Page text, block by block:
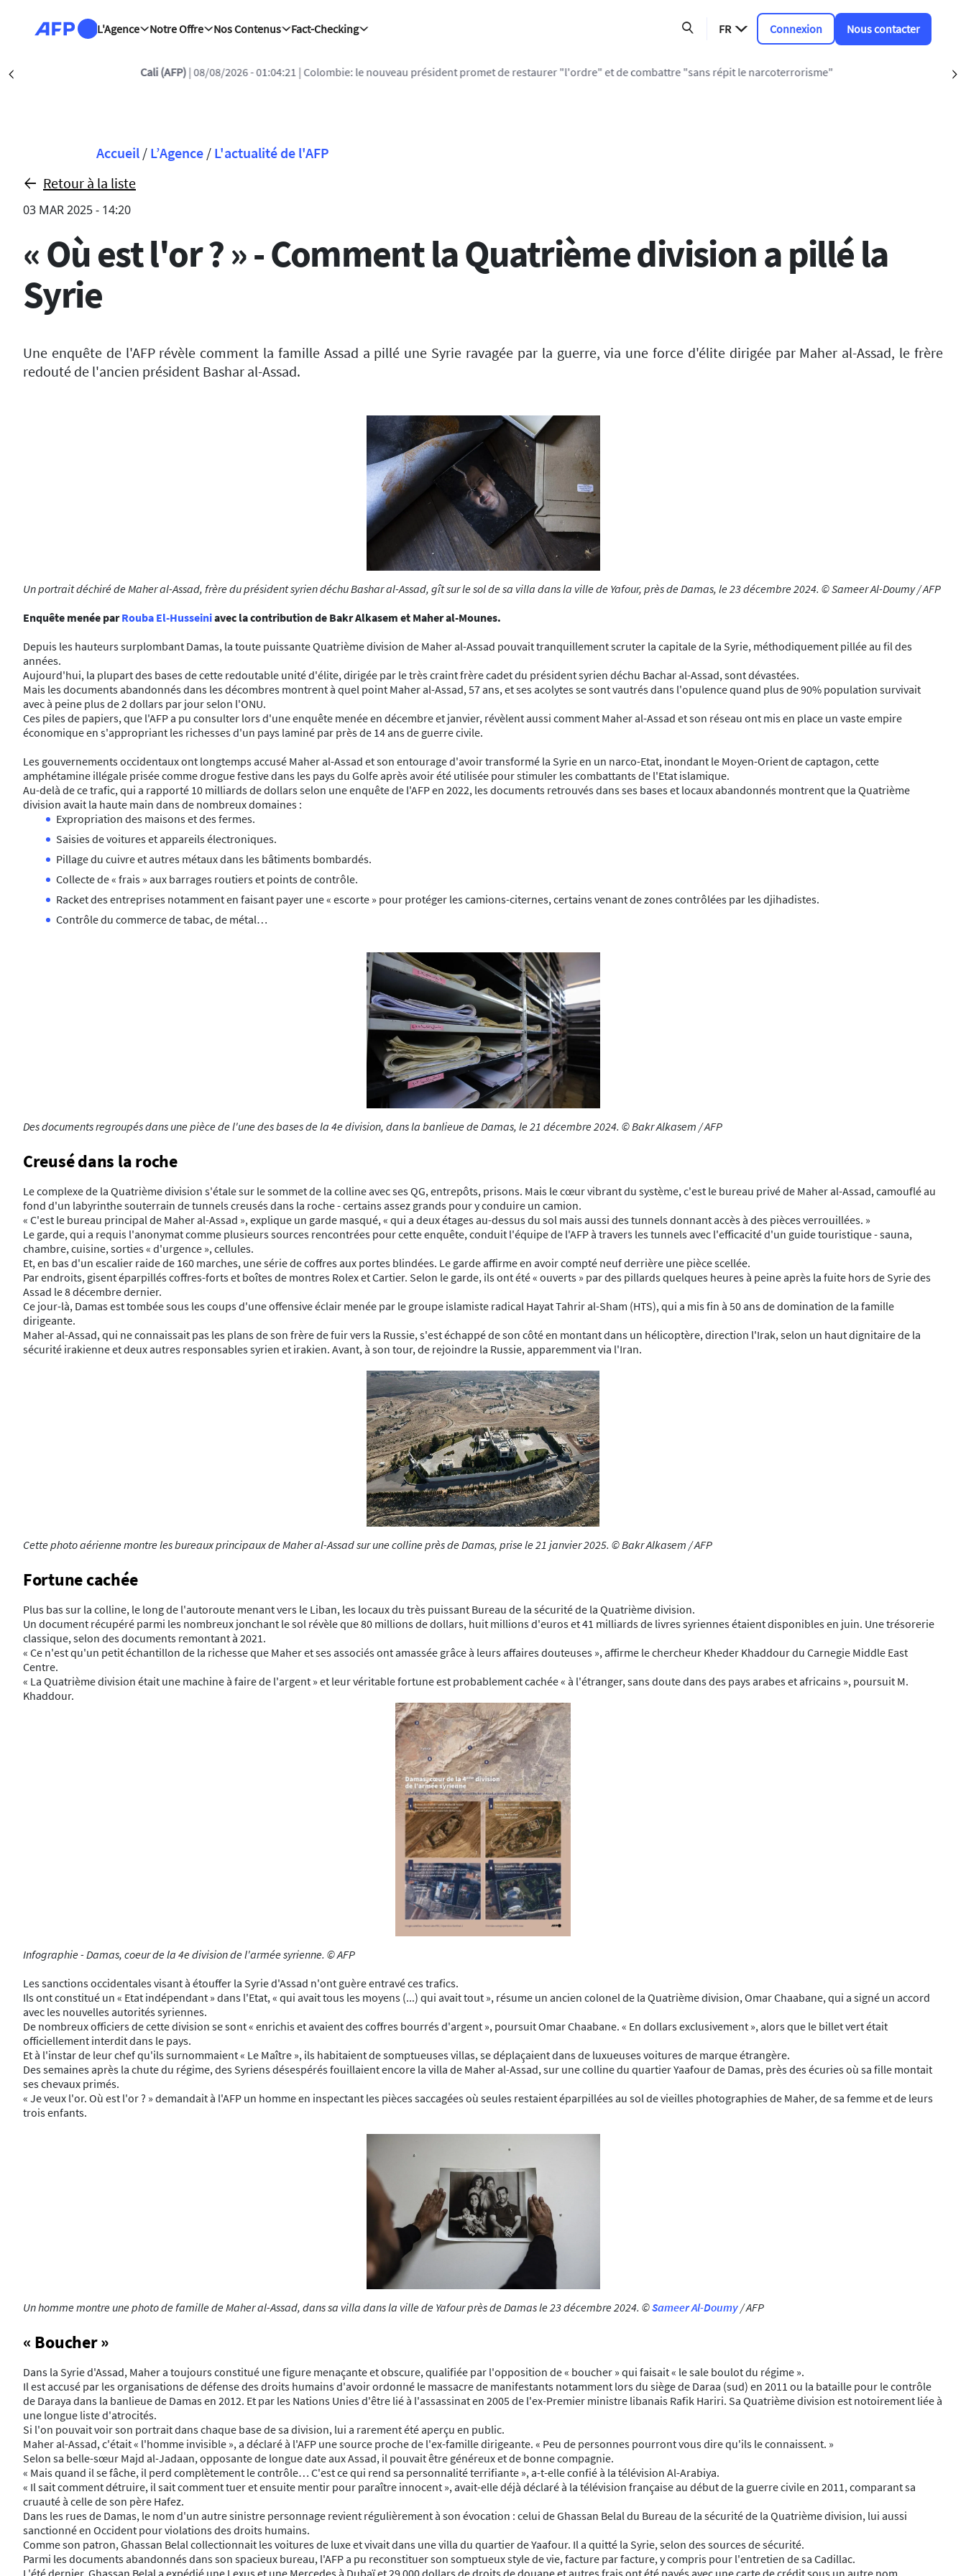
L'Agence
Notre Offre Nos Contenus Fact-Checking FR Connexion Nous contacter
Cali (AFP)| 08/08/2026 - 01:04:21| Colombie: le nouveau président promet de restaurer "l'ordre" et de combattre "sans répit le narcoterrorisme"
Fil d'Ariane
Accueil / L’Agence / L'actualité de l'AFP
Retour à la liste
03 MAR 2025 - 14:20
« Où est l'or ? » - Comment la Quatrième division a pillé la
Syrie
Une enquête de l'AFP révèle comment la famille Assad a pillé une Syrie ravagée par la guerre, via une force d'élite dirigée par Maher al-Assad, le frère
redouté de l'ancien président Bashar al-Assad.
Un portrait déchiré de Maher al-Assad, frère du président syrien déchu Bashar al-Assad, gît sur le sol de sa villa dans la ville de Yafour, près de Damas, le 23 décembre 2024. © Sameer Al-Doumy / AFP
Enquête menée parRouba El-Husseiniavec la contribution de Bakr Alkasem et Maher al-Mounes.
Depuis les hauteurs surplombant Damas, la toute puissante Quatrième division de Maher al-Assad pouvait tranquillement scruter la capitale de la Syrie, méthodiquement pillée au fil des
années.
Aujourd'hui, la plupart des bases de cette redoutable unité d'élite, dirigée par le très craint frère cadet du président syrien déchu Bachar al-Assad, sont dévastées.
Mais les documents abandonnés dans les décombres montrent à quel point Maher al-Assad, 57 ans, et ses acolytes se sont vautrés dans l'opulence quand plus de 90% population survivait
avec à peine plus de 2 dollars par jour selon l'ONU.
Ces piles de papiers, que l'AFP a pu consulter lors d'une enquête menée en décembre et janvier, révèlent aussi comment Maher al-Assad et son réseau ont mis en place un vaste empire
économique en s'appropriant les richesses d'un pays laminé par près de 14 ans de guerre civile.
Les gouvernements occidentaux ont longtemps accusé Maher al-Assad et son entourage d'avoir transformé la Syrie en un narco-Etat, inondant le Moyen-Orient de captagon, cette
amphétamine illégale prisée comme drogue festive dans les pays du Golfe après avoir été utilisée pour stimuler les combattants de l'Etat islamique.
Au-delà de ce trafic, qui a rapporté 10 milliards de dollars selon une enquête de l'AFP en 2022, les documents retrouvés dans ses bases et locaux abandonnés montrent que la Quatrième
division avait la haute main dans de nombreux domaines :
Expropriation des maisons et des fermes.
Saisies de voitures et appareils électroniques.
Pillage du cuivre et autres métaux dans les bâtiments bombardés.
Collecte de « frais » aux barrages routiers et points de contrôle.
Racket des entreprises notamment en faisant payer une « escorte » pour protéger les camions-citernes, certains venant de zones contrôlées par les djihadistes.
Contrôle du commerce de tabac, de métal…
Des documents regroupés dans une pièce de l'une des bases de la 4e division, dans la banlieue de Damas, le 21 décembre 2024. © Bakr Alkasem / AFP
Creusé dans la roche
Le complexe de la Quatrième division s'étale sur le sommet de la colline avec ses QG, entrepôts, prisons. Mais le cœur vibrant du système, c'est le bureau privé de Maher al-Assad, camouflé au
fond d'un labyrinthe souterrain de tunnels creusés dans la roche - certains assez grands pour y conduire un camion.
« C'est le bureau principal de Maher al-Assad », explique un garde masqué, « qui a deux étages au-dessus du sol mais aussi des tunnels donnant accès à des pièces verrouillées. »
Le garde, qui a requis l'anonymat comme plusieurs sources rencontrées pour cette enquête, conduit l'équipe de l'AFP à travers les tunnels avec l'efficacité d'un guide touristique - sauna,
chambre, cuisine, sorties « d'urgence », cellules.
Et, en bas d'un escalier raide de 160 marches, une série de coffres aux portes blindées. Le garde affirme en avoir compté neuf derrière une pièce scellée.
Par endroits, gisent éparpillés coffres-forts et boîtes de montres Rolex et Cartier. Selon le garde, ils ont été « ouverts » par des pillards quelques heures à peine après la fuite hors de Syrie des
Assad le 8 décembre dernier.
Ce jour-là, Damas est tombée sous les coups d'une offensive éclair menée par le groupe islamiste radical Hayat Tahrir al-Sham (HTS), qui a mis fin à 50 ans de domination de la famille
dirigeante.
Maher al-Assad, qui ne connaissait pas les plans de son frère de fuir vers la Russie, s'est échappé de son côté en montant dans un hélicoptère, direction l'Irak, selon un haut dignitaire de la
sécurité irakienne et deux autres responsables syrien et irakien. Avant, à son tour, de rejoindre la Russie, apparemment via l'Iran.
Cette photo aérienne montre les bureaux principaux de Maher al-Assad sur une colline près de Damas, prise le 21 janvier 2025. © Bakr Alkasem / AFP
Fortune cachée
Plus bas sur la colline, le long de l'autoroute menant vers le Liban, les locaux du très puissant Bureau de la sécurité de la Quatrième division.
Un document récupéré parmi les nombreux jonchant le sol révèle que 80 millions de dollars, huit millions d'euros et 41 milliards de livres syriennes étaient disponibles en juin. Une trésorerie
classique, selon des documents remontant à 2021.
« Ce n'est qu'un petit échantillon de la richesse que Maher et ses associés ont amassée grâce à leurs affaires douteuses », affirme le chercheur Kheder Khaddour du Carnegie Middle East
Centre.
« La Quatrième division était une machine à faire de l'argent » et leur véritable fortune est probablement cachée « à l'étranger, sans doute dans des pays arabes et africains », poursuit M.
Khaddour.
Infographie - Damas, coeur de la 4e division de l'armée syrienne. © AFP
Les sanctions occidentales visant à étouffer la Syrie d'Assad n'ont guère entravé ces trafics.
Ils ont constitué un « Etat indépendant » dans l'Etat, « qui avait tous les moyens (...) qui avait tout », résume un ancien colonel de la Quatrième division, Omar Chaabane, qui a signé un accord
avec les nouvelles autorités syriennes.
De nombreux officiers de cette division se sont « enrichis et avaient des coffres bourrés d'argent », poursuit Omar Chaabane. « En dollars exclusivement », alors que le billet vert était
officiellement interdit dans le pays.
Et à l'instar de leur chef qu'ils surnommaient « Le Maître », ils habitaient de somptueuses villas, se déplaçaient dans de luxueuses voitures de marque étrangère.
Des semaines après la chute du régime, des Syriens désespérés fouillaient encore la villa de Maher al-Assad, sur une colline du quartier Yaafour de Damas, près des écuries où sa fille montait
ses chevaux primés.
« Je veux l'or. Où est l'or ? » demandait à l'AFP un homme en inspectant les pièces saccagées où seules restaient éparpillées au sol de vieilles photographies de Maher, de sa femme et de leurs
trois enfants.
Un homme montre une photo de famille de Maher al-Assad, dans sa villa dans la ville de Yafour près de Damas le 23 décembre 2024. ©Sameer Al-Doumy/ AFP
« Boucher »
Dans la Syrie d'Assad, Maher a toujours constitué une figure menaçante et obscure, qualifiée par l'opposition de « boucher » qui faisait « le sale boulot du régime ».
Il est accusé par les organisations de défense des droits humains d'avoir ordonné le massacre de manifestants notamment lors du siège de Daraa (sud) en 2011 ou la bataille pour le contrôle
de Daraya dans la banlieue de Damas en 2012. Et par les Nations Unies d'être lié à l'assassinat en 2005 de l'ex-Premier ministre libanais Rafik Hariri. Sa Quatrième division est notoirement liée à
une longue liste d'atrocités.
Si l'on pouvait voir son portrait dans chaque base de sa division, lui a rarement été aperçu en public.
Maher al-Assad, c'était « l'homme invisible », a déclaré à l'AFP une source proche de l'ex-famille dirigeante. « Peu de personnes pourront vous dire qu'ils le connaissent. »
Selon sa belle-sœur Majd al-Jadaan, opposante de longue date aux Assad, il pouvait être généreux et de bonne compagnie.
« Mais quand il se fâche, il perd complètement le contrôle… C'est ce qui rend sa personnalité terrifiante », a-t-elle confié à la télévision Al-Arabiya.
« Il sait comment détruire, il sait comment tuer et ensuite mentir pour paraître innocent », avait-elle déjà déclaré à la télévision française au début de la guerre civile en 2011, comparant sa
cruauté à celle de son père Hafez.
Dans les rues de Damas, le nom d'un autre sinistre personnage revient régulièrement à son évocation : celui de Ghassan Belal du Bureau de la sécurité de la Quatrième division, lui aussi
sanctionné en Occident pour violations des droits humains.
Comme son patron, Ghassan Belal collectionnait les voitures de luxe et vivait dans une villa du quartier de Yaafour. Il a quitté la Syrie, selon des sources de sécurité.
Parmi les documents abandonnés dans son spacieux bureau, l'AFP a pu reconstituer son somptueux style de vie, facture par facture, y compris pour l'entretien de sa Cadillac.